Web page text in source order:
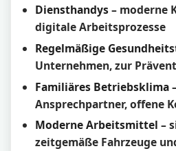
Diensthandys– moderne
digitale Arbeitsprozesse
Regelmäßige
Unternehmen, zur
Familiäres Betriebsklima
Ansprechpartner, offene
Moderne Arbeitsmittel –
zeitgemäße Fahrzeuge